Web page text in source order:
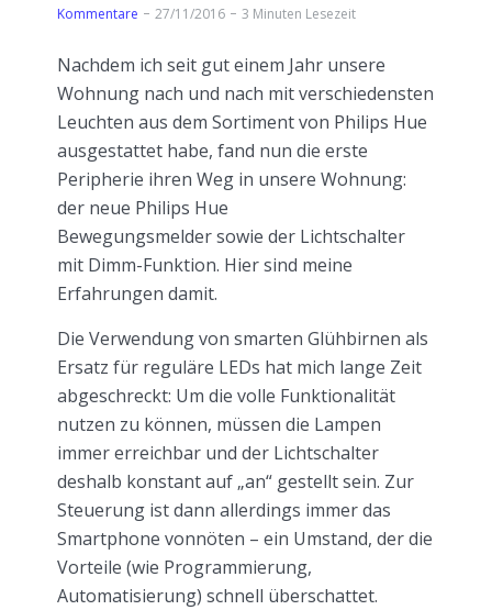
Kommentare 27/11/2016 3 Minuten Lesezeit
Nachdem ich seit gut einem Jahr unsere
Wohnung nach und nach mit verschiedensten
Leuchten aus dem Sortiment von Philips Hue
ausgestattet habe, fand nun die erste
Peripherie ihren Weg in unsere Wohnung:
der neue Philips Hue
Bewegungsmelder sowie der Lichtschalter
mit Dimm-Funktion. Hier sind meine
Erfahrungen damit.
Die Verwendung von smarten Glühbirnen als
Ersatz für reguläre LEDs hat mich lange Zeit
abgeschreckt: Um die volle Funktionalität
nutzen zu können, müssen die Lampen
immer erreichbar und der Lichtschalter
deshalb konstant auf „an“ gestellt sein. Zur
Steuerung ist dann allerdings immer das
Smartphone vonnöten – ein Umstand, der die
Vorteile (wie Programmierung,
Automatisierung) schnell überschattet.